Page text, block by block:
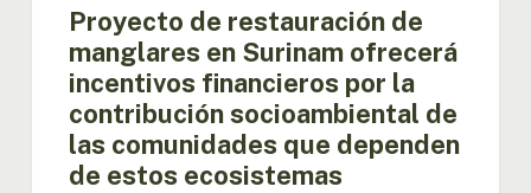
contribución
socioambiental
comunidades
dependen
Proyecto de restauración de
manglares en Surinam ofrecerá
incentivos financieros por la
contribución socioambiental de
las comunidades que dependen
de estos ecosistemas